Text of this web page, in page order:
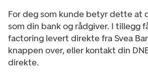
For deg som kunde betyr dette at
som din bank og rådgiver. I tillegg
factoring levert direkte fra Svea
knappen over, eller kontakt din
direkte.